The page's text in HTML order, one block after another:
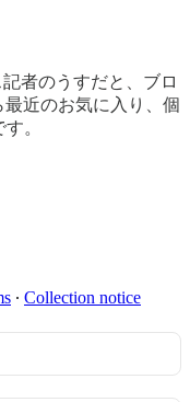
者のうすだと、ブロ
近のお気に入り、個
。
∙ Collection notice